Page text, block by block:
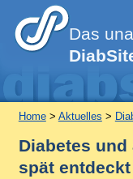
Das
Home> Aktuelles >
Diabetes
spät